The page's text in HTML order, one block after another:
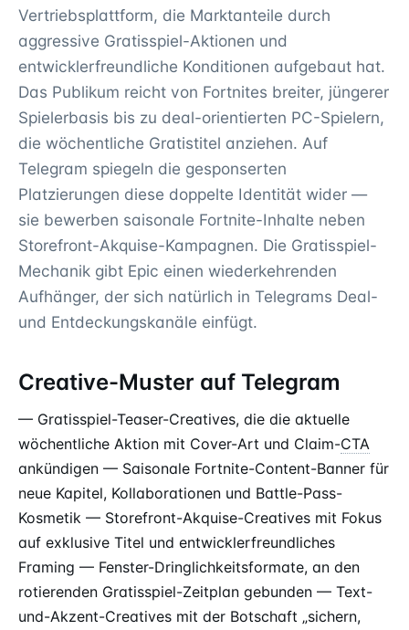
Vertriebsplattform, die Marktanteile durch
aggressive Gratisspiel-Aktionen und
entwicklerfreundliche Konditionen aufgebaut hat.
Das Publikum reicht von Fortnites breiter, jüngerer
Spielerbasis bis zu deal-orientierten PC-Spielern,
die wöchentliche Gratistitel anziehen. Auf
Telegram spiegeln die gesponserten
Platzierungen diese doppelte Identität wider —
sie bewerben saisonale Fortnite-Inhalte neben
Storefront-Akquise-Kampagnen. Die Gratisspiel-
Mechanik gibt Epic einen wiederkehrenden
Aufhänger, der sich natürlich in Telegrams Deal-
und Entdeckungskanäle einfügt.
Creative-Muster auf Telegram
— Gratisspiel-Teaser-Creatives, die die aktuelle
wöchentliche Aktion mit Cover-Art und Claim-CTA
ankündigen — Saisonale Fortnite-Content-Banner für
neue Kapitel, Kollaborationen und Battle-Pass-
Kosmetik — Storefront-Akquise-Creatives mit Fokus
auf exklusive Titel und entwicklerfreundliches
Framing — Fenster-Dringlichkeitsformate, an den
rotierenden Gratisspiel-Zeitplan gebunden — Text-
und-Akzent-Creatives mit der Botschaft „sichern,